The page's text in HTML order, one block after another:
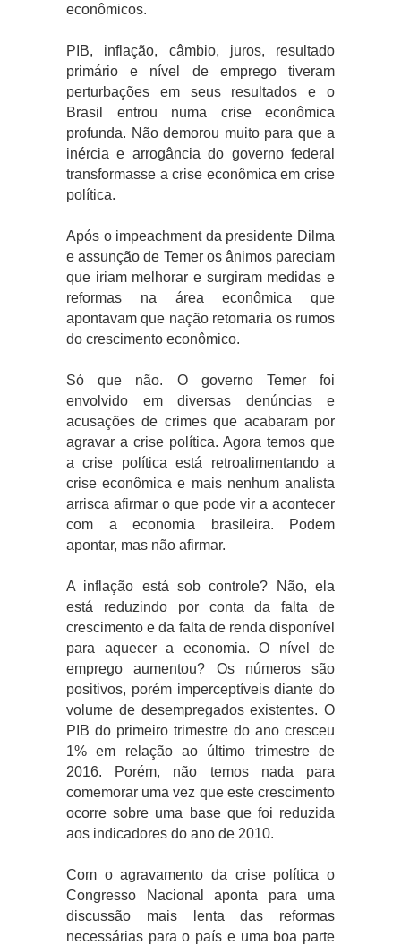
econômicos.
PIB, inflação, câmbio, juros, resultado
primário e nível de emprego tiveram
perturbações em seus resultados e o
Brasil entrou numa crise econômica
profunda. Não demorou muito para que a
inércia e arrogância do governo federal
transformasse a crise econômica em crise
política.
Após o impeachment da presidente Dilma
e assunção de Temer os ânimos pareciam
que iriam melhorar e surgiram medidas e
reformas na área econômica que
apontavam que nação retomaria os rumos
do crescimento econômico.
Só que não. O governo Temer foi
envolvido em diversas denúncias e
acusações de crimes que acabaram por
agravar a crise política. Agora temos que
a crise política está retroalimentando a
crise econômica e mais nenhum analista
arrisca afirmar o que pode vir a acontecer
com a economia brasileira. Podem
apontar, mas não afirmar.
A inflação está sob controle? Não, ela
está reduzindo por conta da falta de
crescimento e da falta de renda disponível
para aquecer a economia. O nível de
emprego aumentou? Os números são
positivos, porém imperceptíveis diante do
volume de desempregados existentes. O
PIB do primeiro trimestre do ano cresceu
1% em relação ao último trimestre de
2016. Porém, não temos nada para
comemorar uma vez que este crescimento
ocorre sobre uma base que foi reduzida
aos indicadores do ano de 2010.
Com o agravamento da crise política o
Congresso Nacional aponta para uma
discussão mais lenta das reformas
necessárias para o país e uma boa parte